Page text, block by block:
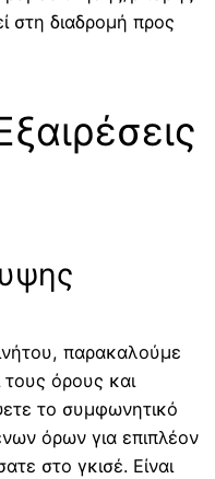
στη διαδρομή προς
παρακαλούμε
τους όρους και
το συμφωνητικό
όρων για επιπλέον
στο γκισέ. Είναι